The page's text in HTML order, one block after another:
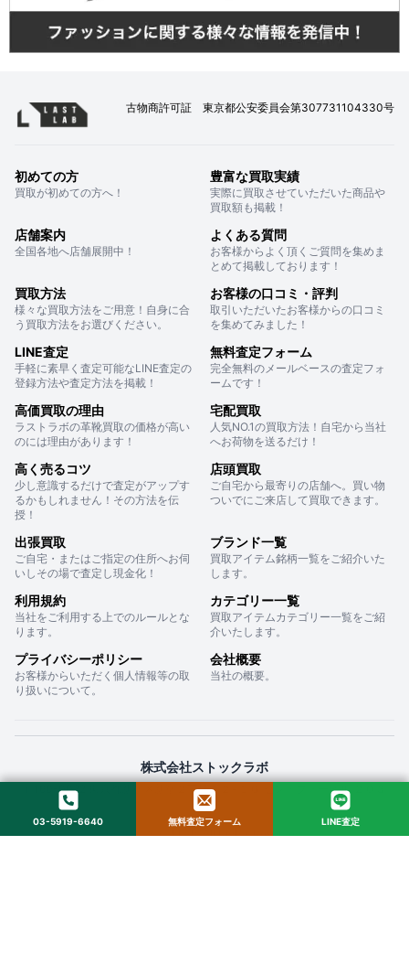
古物商許可証 東京都公安委員会第307731104330号
初めての方
買取が初めての方へ！
豊富な買取実績
実際に買取させていただいた商品や
買取額も掲載！
店舗案内
全国各地へ店舗展開中！
よくある質問
お客様からよく頂くご質問を集めま
とめて掲載しております！
買取方法
様々な買取方法をご用意！自身に合
う買取方法をお選びください。
お客様の口コミ・評判
取引いただいたお客様からの口コミ
を集めてみました！
LINE査定
手軽に素早く査定可能なLINE査定の
登録方法や査定方法を掲載！
無料査定フォーム
完全無料のメールベースの査定フォ
ームです！
高価買取の理由
ラストラボの革靴買取の価格が高い
のには理由があります！
宅配買取
人気NO.1の買取方法！自宅から当社
へお荷物を送るだけ！
高く売るコツ
少し意識するだけで査定がアップす
るかもしれません！その方法を伝
授！
店頭買取
ご自宅から最寄りの店舗へ。買い物
ついでにご来店して買取できます。
出張買取
ご自宅・またはご指定の住所へお伺
いしその場で査定し現金化！
ブランド一覧
買取アイテム銘柄一覧をご紹介いた
します。
利用規約
当社をご利用する上でのルールとな
ります。
カテゴリー一覧
買取アイテムカテゴリー一覧をご紹
介いたします。
プライバシーポリシー
お客様からいただく個人情報等の取
り扱いについて。
会社概要
当社の概要。
株式会社ストックラボ
〒160-0022 東京都新宿区新宿２丁目１２−１６ セントフォービル ２０３
© 2025 StockLab. All Rights Reserved.
03-5919-6640 無料査定フォーム LINE査定